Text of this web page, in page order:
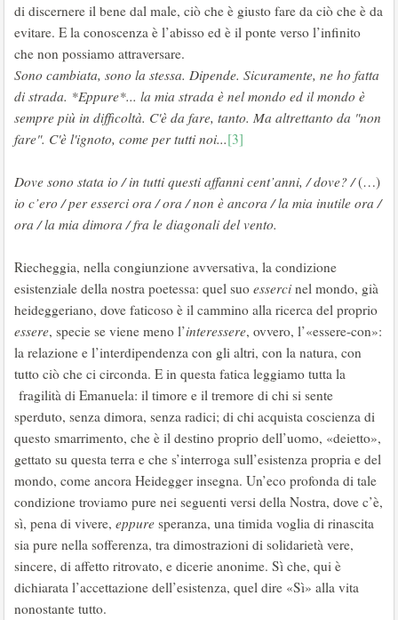
di discernere il bene dal male, ciò che è giusto fare da ciò che è da
evitare. E la conoscenza è l’abisso ed è il ponte verso l’infinito
che non possiamo attraversare.
Sono cambiata, sono la stessa. Dipende. Sicuramente, ne ho fatta
di strada. *Eppure*... la mia strada è nel mondo ed il mondo è
sempre più in difficoltà. C'è da fare, tanto. Ma altrettanto da "non
fare". C'è l'ignoto, come per tutti noi...[3]
Dove sono stata io / in tutti questi affanni cent’anni, / dove? /(…)
io c’ero / per esserci ora / ora / non è ancora / la mia inutile ora /
ora / la mia dimora / fra le diagonali del vento.
Riecheggia, nella congiunzione avversativa, la condizione
esistenziale della nostra poetessa: quel suo esserci nel mondo, già
heideggeriano, dove faticoso è il cammino alla ricerca del proprio
essere, specie se viene meno l’interessere, ovvero, l’«essere-con»:
la relazione e l’interdipendenza con gli altri, con la natura, con
tutto ciò che ci circonda. E in questa fatica leggiamo tutta la
fragilità di Emanuela: il timore e il tremore di chi si sente
sperduto, senza dimora, senza radici; di chi acquista coscienza di
questo smarrimento, che è il destino proprio dell’uomo, «deietto»,
gettato su questa terra e che s’interroga sull’esistenza propria e del
mondo, come ancora Heidegger insegna. Un’eco profonda di tale
condizione troviamo pure nei seguenti versi della Nostra, dove c’è,
sì, pena di vivere, eppure speranza, una timida voglia di rinascita
sia pure nella sofferenza, tra dimostrazioni di solidarietà vere,
sincere, di affetto ritrovato, e dicerie anonime. Sì che, qui è
dichiarata l’accettazione dell’esistenza, quel dire «Sì» alla vita
nonostante tutto.